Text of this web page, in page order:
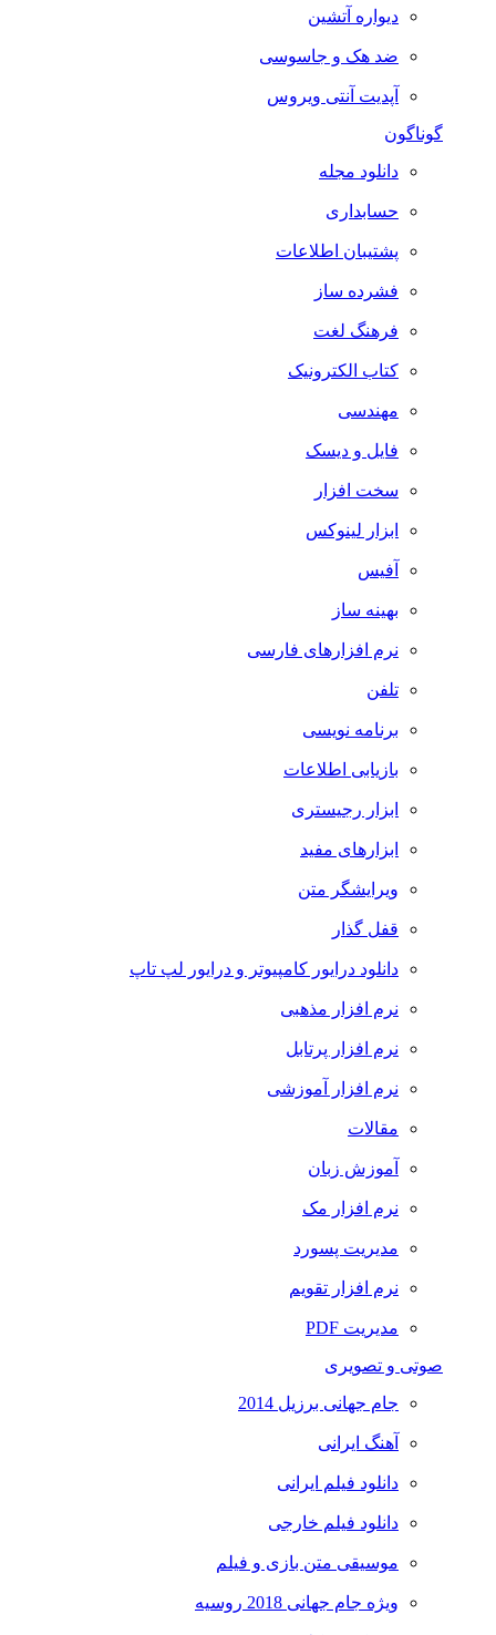
دیواره آتشین
ضد هک و جاسوسی
آپدیت آنتی ویروس
گوناگون
دانلود مجله
حسابداری
پشتیبان اطلاعات
فشرده ساز
فرهنگ لغت
کتاب الکترونیک
مهندسی
فایل و دیسک
سخت افزار
ابزار لینوکس
آفیس
بهینه ساز
نرم افزارهای فارسی
تلفن
برنامه نویسی
بازیابی اطلاعات
ابزار رجیستری
ابزارهای مفید
ویرایشگر متن
قفل گذار
دانلود درایور کامپیوتر و درایور لپ تاپ
نرم افزار مذهبی
نرم افزار پرتابل
نرم افزار آموزشی
مقالات
آموزش زبان
نرم افزار مک
مدیریت پسورد
نرم افزار تقویم
مدیریت PDF
صوتی و تصویری
جام جهانی برزیل 2014
آهنگ ایرانی
دانلود فیلم ایرانی
دانلود فیلم خارجی
موسیقی متن بازی و فیلم
ویژه جام جهانی 2018 روسیه